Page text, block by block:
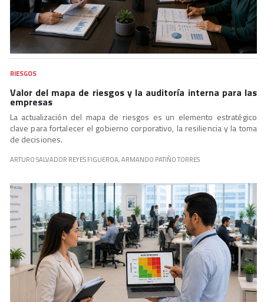
RIESGOS
Valor del mapa de riesgos y la auditoría interna para las
empresas
La actualización del mapa de riesgos es un elemento estratégico
clave para fortalecer el gobierno corporativo, la resiliencia y la toma
de decisiones.
ARTURO SALVADOR REYES FIGUEROA, ARMANDO PATIÑO TORRES